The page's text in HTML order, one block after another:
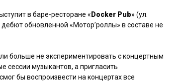
в баре-ресторане « Docker Pub» (ул.
обновленной «Мотор’роллы» в составе не
больше не экспериментировать с концертным
сессии музыкантов, а пригласить
бы воспроизвести на концертах все